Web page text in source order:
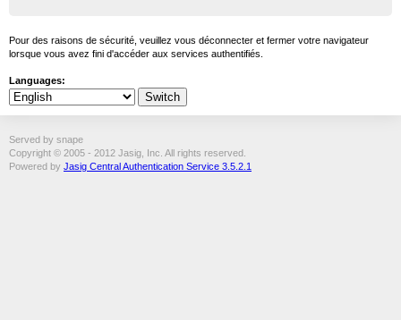
Pour des raisons de sécurité, veuillez vous déconnecter et fermer votre navigateur
lorsque vous avez fini d'accéder aux services authentifiés.
Languages:
Served by snape
Copyright © 2005 - 2012 Jasig, Inc. All rights reserved.
Powered by Jasig Central Authentication Service 3.5.2.1